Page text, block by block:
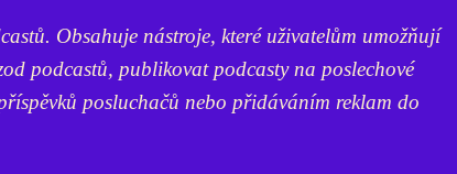
Obsahuje nástroje, které uživatelům umožňují
podcastů, publikovat podcasty na poslechové
posluchačů nebo přidáváním reklam do